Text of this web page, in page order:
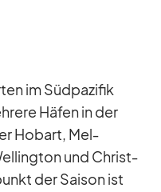
im Süd­pa­zi­fik
Hä­fen in der
Ho­bart, Mel­
und Christ­
der Sai­son ist